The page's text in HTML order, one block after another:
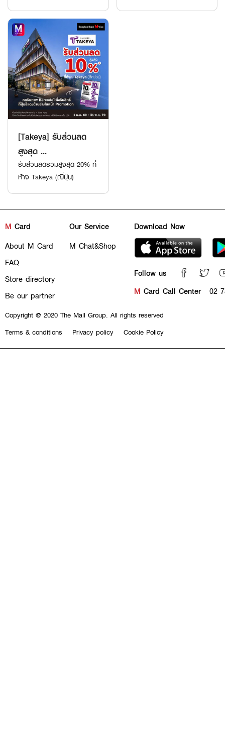
[Takeya] รับส่วนลด
สูงสุด ...
รับส่วนลดรวมสูงสุด 20% ที่
ห้าง Takeya (ญี่ปุ่น)
M Card
About M Card
FAQ
Store directory
Be our partner
Our Service
M Chat&Shop
Download Now
Follow us
M Card Call Center 02
Copyright @ 2020 The Mall Group. All rights reserved
Terms & conditions
Privacy policy Cookie Policy